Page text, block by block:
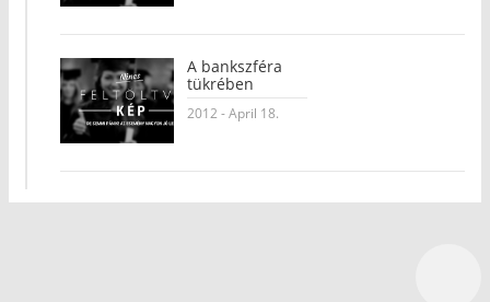
A bankszféra
tükrében
2012 - April 18.